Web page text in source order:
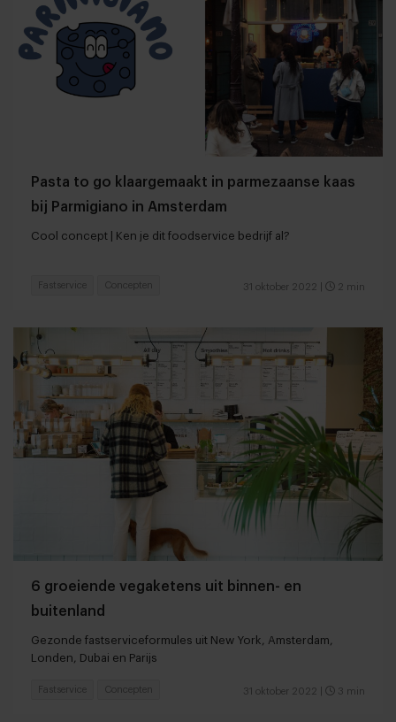
Pasta to go klaargemaakt in parmezaanse kaas
bij Parmigiano in Amsterdam
Cool concept | Ken je dit foodservice bedrijf al?
31 oktober 2022 2 min
Fastservice Concepten
6 groeiende vegaketens uit binnen- en
buitenland
Gezonde fastserviceformules uit New York, Amsterdam,
Londen, Dubai en Parijs
31 oktober 2022 3 min
Fastservice Concepten